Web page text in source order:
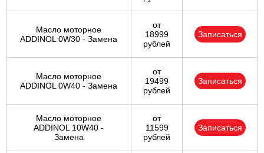
Масло моторное
ADDINOL 0W30 - Замена
от
18999
рублей
Записаться
Масло моторное
ADDINOL 0W40 - Замена
от
19499
рублей
Записаться
Масло моторное
ADDINOL 10W40 -
Замена
от
11599
рублей
Записаться